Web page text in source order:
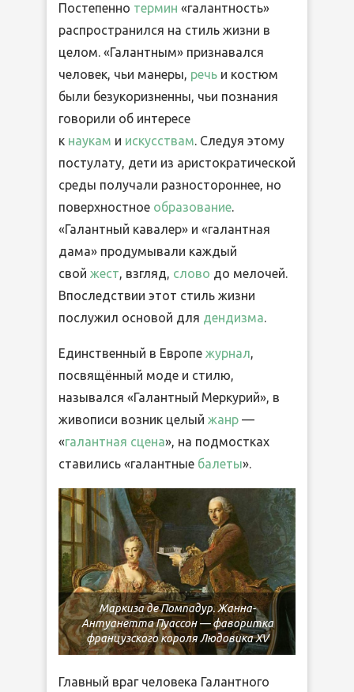
Постепенно термин «галантность»
распространился на стиль жизни в
целом. «Галантным» признавался
человек, чьи манеры, речь и костюм
были безукоризненны, чьи познания
говорили об интересе
к наукам и искусствам. Следуя этому
постулату, дети из аристократической
среды получали разностороннее, но
поверхностное образование.
«Галантный кавалер» и «галантная
дама» продумывали каждый
свой жест, взгляд, слово до мелочей.
Впоследствии этот стиль жизни
послужил основой для дендизма.
Единственный в Европе журнал,
посвящённый моде и стилю,
назывался «Галантный Меркурий», в
живописи возник целый жанр —
«галантная сцена», на подмостках
ставились «галантные балеты».
Маркиза де Помпадур. Жанна-
Антуанетта Пуассон — фаворитка
французского короля Людовика XV
Главный враг человека Галантного